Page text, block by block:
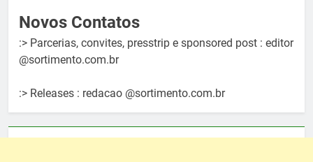
Novos Contatos
:> Parcerias, convites, presstrip e sponsored post : editor
@sortimento.com.br
:> Releases : redacao @sortimento.com.br